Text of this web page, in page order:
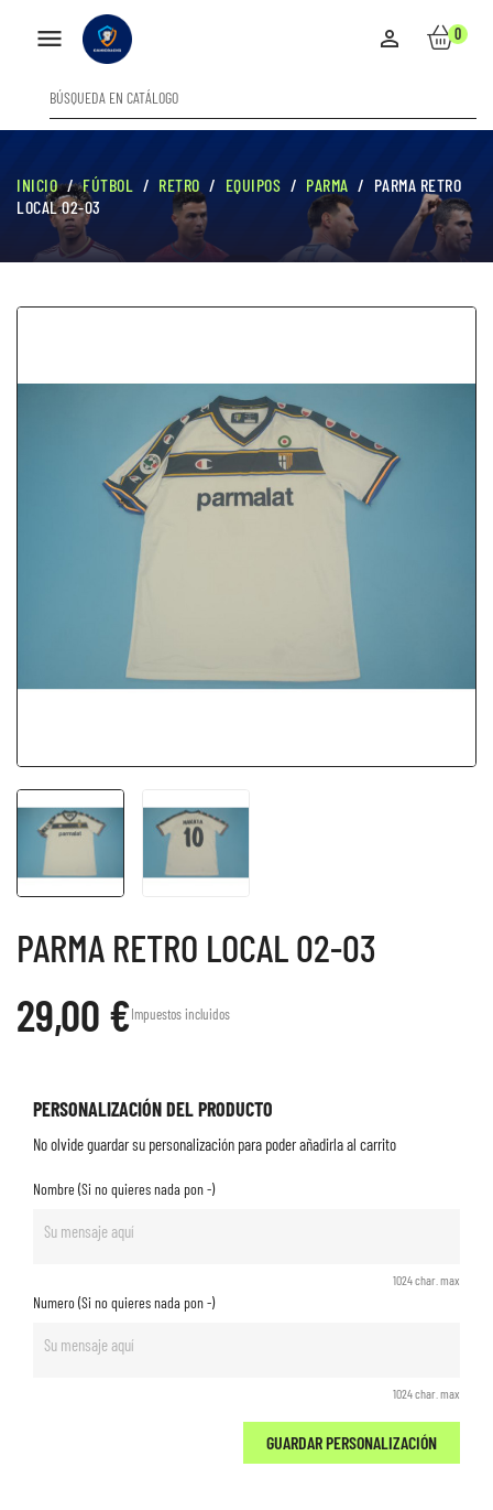
 0

INICIO FÚTBOL RETRO EQUIPOS PARMA
PARMA RETRO
LOCAL 02-03
PARMA RETRO LOCAL 02-03
29,00 €Impuestos incluidos
PERSONALIZACIÓN DEL PRODUCTO
No olvide guardar su personalización para poder añadirla al carrito
Nombre (Si no quieres nada pon -)
1024 char. max
Numero (Si no quieres nada pon -)
1024 char. max
GUARDAR PERSONALIZACIÓN